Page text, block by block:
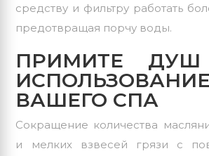
средству и фильтру работать
предотвращая порчу воды.
ПРИМИТЕ ДУШ
ВАШЕГО СПА
Сокращение количества
и мелких взвесей грязи с